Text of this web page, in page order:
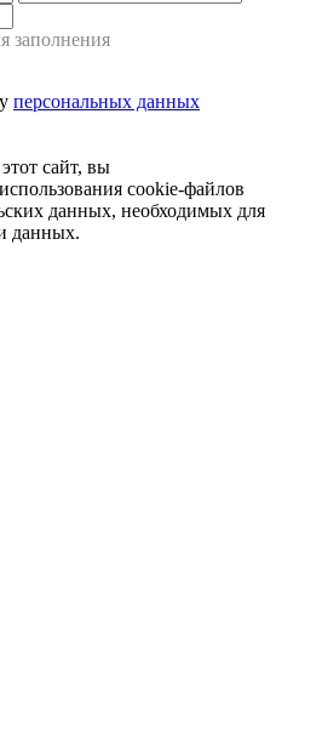
заполнения
персональных данных
сайт, вы
использования cookie-файлов
данных, необходимых для
данных.